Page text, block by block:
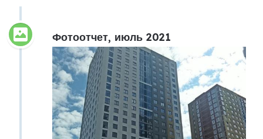
Фотоотчет, июль 2021